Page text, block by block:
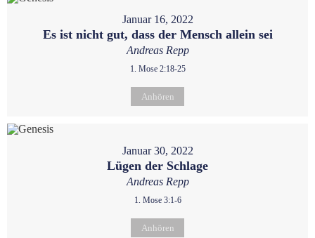
Januar 16, 2022
Es ist nicht gut, dass der Mensch allein sei
Andreas Repp
1. Mose 2:18-25
Anhören
Januar 30, 2022
Lügen der Schlage
Andreas Repp
1. Mose 3:1-6
Anhören